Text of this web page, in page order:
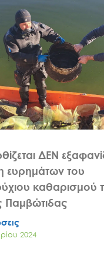
ΔΕΝ
ευρημάτων του
καθαρισμού
Παμβώτιδας
2024